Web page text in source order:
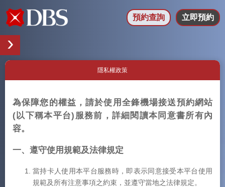
預約查詢 立即預約
隱私權政策
為保障您的權益，請於使用全鋒機場接送預約網站
(以下稱本平台)服務前，詳細閱讀本同意書所有內
容。
一、遵守使用規範及法律規定
當持卡人使用本平台服務時，即表示同意接受本平台使用
規範及所有注意事項之約束，並遵守當地之法律規定。